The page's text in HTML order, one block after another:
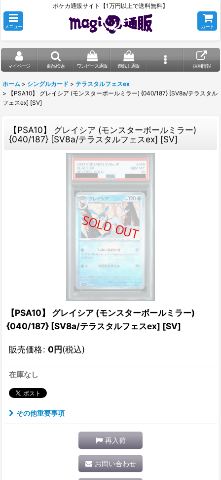
ポケカ通販サイト【1万円以上で送料無料】
メニュー カート
マイページ 商品検索 ワンピース通販 遊戯王通販 採用情報
ホーム > シングルカード > テラスタルフェスex
>
【PSA10】 グレイシア (モンスターボールミラー) {040/187} [SV8a/テラスタル
フェスex] [SV]
【PSA10】 グレイシア (モンスターボールミラー)
{040/187} [SV8a/テラスタルフェスex] [SV]
【PSA10】 グレイシア (モンスターボールミラー)
{040/187} [SV8a/テラスタルフェスex] [SV]
販売価格: 0円(税込)
在庫なし
その他重要事項
再入荷
お問い合わせ